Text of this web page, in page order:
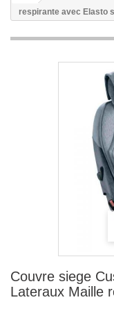
respirante avec Elasto
Couvre siege
Lateraux Maille